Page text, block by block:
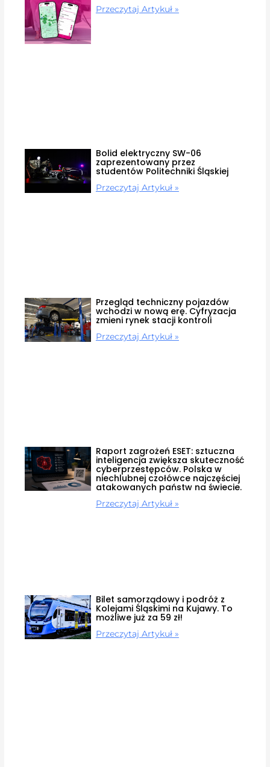
Przeczytaj Artykuł »
Bolid elektryczny SW-06
zaprezentowany przez
studentów Politechniki Śląskiej
Przeczytaj Artykuł »
Przegląd techniczny pojazdów
wchodzi w nową erę. Cyfryzacja
zmieni rynek stacji kontroli
Przeczytaj Artykuł »
Raport zagrożeń ESET: sztuczna
inteligencja zwiększa skuteczność
cyberprzestępców. Polska w
niechlubnej czołówce najczęściej
atakowanych państw na świecie.
Przeczytaj Artykuł »
Bilet samorządowy i podróż z
Kolejami Śląskimi na Kujawy. To
możliwe już za 59 zł!
Przeczytaj Artykuł »